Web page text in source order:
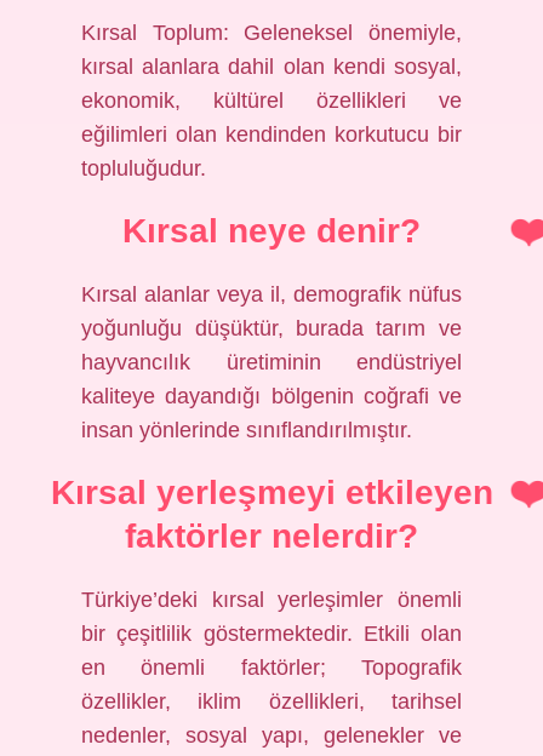
Kırsal Toplum: Geleneksel önemiyle,
kırsal alanlara dahil olan kendi sosyal,
ekonomik, kültürel özellikleri ve
eğilimleri olan kendinden korkutucu bir
topluluğudur.
Kırsal neye denir?
Kırsal alanlar veya il, demografik nüfus
yoğunluğu düşüktür, burada tarım ve
hayvancılık üretiminin endüstriyel
kaliteye dayandığı bölgenin coğrafi ve
insan yönlerinde sınıflandırılmıştır.
Kırsal yerleşmeyi etkileyen
faktörler nelerdir?
Türkiye’deki kırsal yerleşimler önemli
bir çeşitlilik göstermektedir. Etkili olan
en önemli faktörler; Topografik
özellikler, iklim özellikleri, tarihsel
nedenler, sosyal yapı, gelenekler ve